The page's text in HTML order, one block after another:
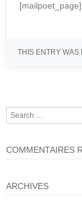
[mailpoet_page]
THIS ENTRY WAS
Post
Search
COMMENTAIRES
ARCHIVES